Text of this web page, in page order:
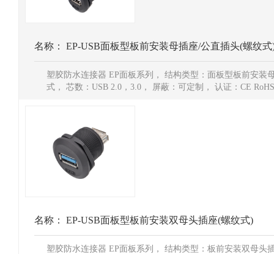
名称： EP-USB面板型板前安装母插座/公直插头(螺纹式
塑胶防水连接器 EP面板系列， 结构类型：面板型板前安装
式， 芯数：USB 2.0，3.0， 屏蔽：可定制， 认证：CE
名称： EP-USB面板型板前安装双母头插座(螺纹式)
塑胶防水连接器 EP面板系列， 结构类型：板前安装双母头